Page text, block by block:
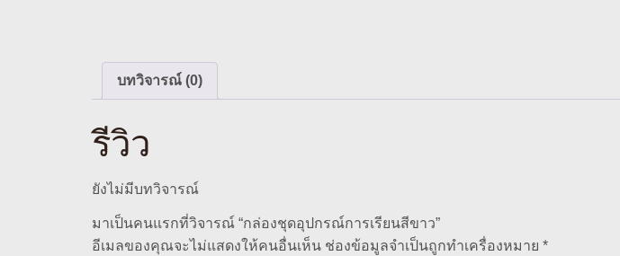
บทวิจารณ์ (0)
รีวิว
ยังไม่มีบทวิจารณ์
มาเป็นคนแรกที่วิจารณ์ “กล่องชุดอุปกรณ์การเรียนสีขาว”
อีเมลของคุณจะไม่แสดงให้คนอื่นเห็น ช่องข้อมูลจำเป็นถูกทำเครื่องหมาย *